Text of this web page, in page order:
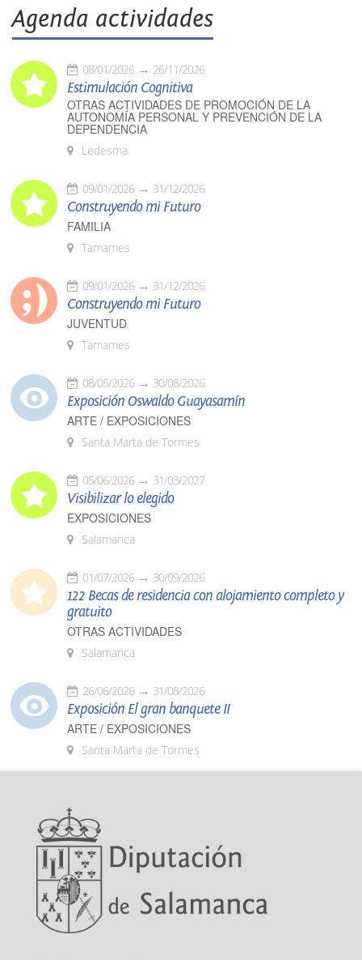
Agenda actividades
08/01/2026 26/11/2026
Estimulación Cognitiva
OTRAS ACTIVIDADES DE PROMOCIÓN DE LA
AUTONOMÍA PERSONAL Y PREVENCIÓN DE LA
DEPENDENCIA
Ledesma
09/01/2026 31/12/2026
Construyendo mi Futuro
FAMILIA
Tamames
09/01/2026 31/12/2026
Construyendo mi Futuro
JUVENTUD
Tamames
08/05/2026 30/08/2026
Exposición Oswaldo Guayasamín
ARTE / EXPOSICIONES
Santa Marta de Tormes
05/06/2026 31/03/2027
Visibilizar lo elegido
EXPOSICIONES
Salamanca
01/07/2026 30/09/2026
122 Becas de residencia con alojamiento completo y
gratuito
OTRAS ACTIVIDADES
Salamanca
26/06/2026 31/08/2026
Exposición El gran banquete II
ARTE / EXPOSICIONES
Santa Marta de Tormes